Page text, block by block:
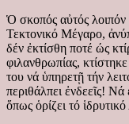
Ὁ σκοπός αὐτός
Τεκτονικό Μέγαρο,
δέν ἐκτίσθη ποτέ ώς
φιλανθρωπίας,
του νά ὑπηρετῇ τήν
περιθάλπει ἐνδεεῖς!
ὅπως ὁρίζει τό